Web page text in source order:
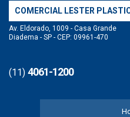
COMERCIAL LESTER
Av. Eldorado, 1009 - Casa Grande
Diadema - SP - CEP: 09961-470
(11) 4061-1200